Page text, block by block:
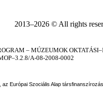
2013–2026 © All rights
– MÚZEUMOK
A-08-2008-0002
Európai Szociális Alap